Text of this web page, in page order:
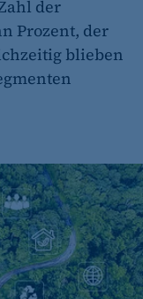
der
Prozent, der
blieben
für